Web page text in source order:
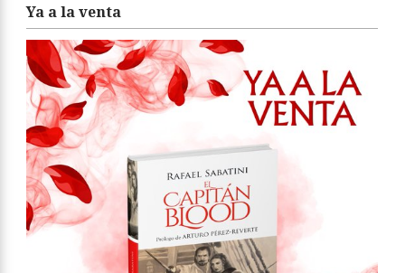
Ya a la venta